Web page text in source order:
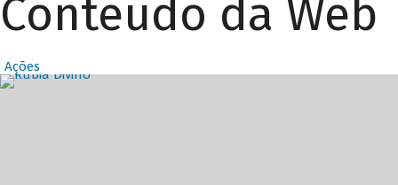
Conteúdo da Web
Ações
Destaques